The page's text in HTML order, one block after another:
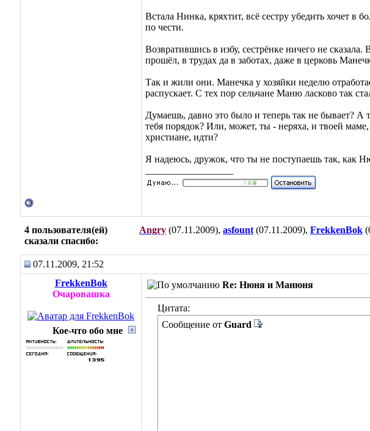
Встала Нинка, кряхтит, всё сестру убедить хочет в
по чести.
Возвратившись в избу, сестрёнке ничего не
прошёл, в трудах да в заботах, даже в церковь
Так и жили они. Манечка у хозяйки неделю
распускает. С тех пор сельчане Маню ласково так
Думаешь, давно это было и теперь так не бывает? А
тебя порядок? Или, может, ты - неряха, и твоей
христиане, идти?
Я надеюсь, дружок, что ты не поступаешь так, как
4 пользователя(ей)
сказали cпасибо:
Angry (07.11.2009), asfount (07.11.2009), FrekkenBok
07.11.2009, 21:52
FrekkenBok
Очаровашка
Кое-что обо мне
Re: Нюня и Манюня
Цитата:
Сообщение от Guard